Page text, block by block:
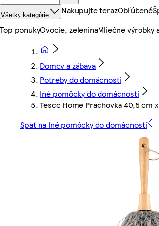
Všetky kategórie Nakupujte terazObľúbené
Top ponukyOvocie, zeleninaMliečne výrobky
Domov a zábava
Potreby do domácnosti
Iné pomôcky do domácnosti
Tesco Home Prachovka 40,5 cm
Späť na Iné pomôcky do domácnosti